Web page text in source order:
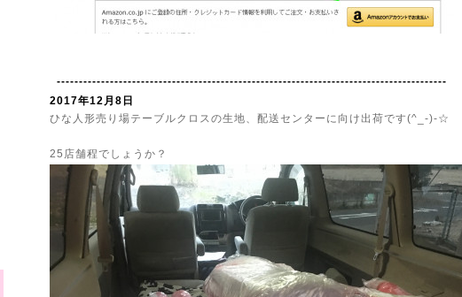
----------------------------------------------------------------------------------------
2017年12月8日
ひな人形売り場テーブルクロスの生地、配送センターに向け出荷です(^_-)-☆
25店舗程でしょうか？